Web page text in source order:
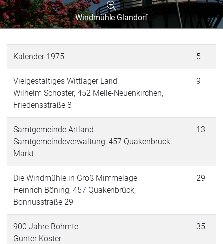
Windmühle Glandorf
Kalender 1975 5
Vielgestaltiges Wittlager Land
Wilhelm Schoster, 452 Melle-Neuenkirchen,
Friedensstraße 8
9
Samtgemeinde Artland
Samtgemeindeverwaltung, 457 Quakenbrück,
Markt
13
Die Windmühle in Groß Mimmelage
Heinrich Böning, 457 Quakenbrück,
Bonnusstraße 29
29
900 Jahre Bohmte
Günter Köster
35